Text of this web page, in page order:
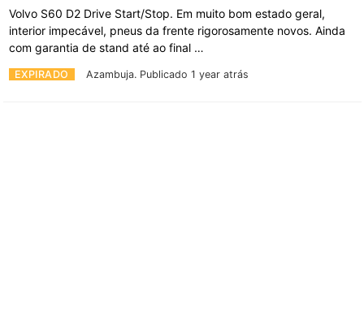
EXPIRADO Azambuja. Publicado 1 year atrás
Volvo S60 D2 Drive Start/Stop. Em muito bom estado geral,
interior impecável, pneus da frente rigorosamente novos. Ainda
com garantia de stand até ao final …